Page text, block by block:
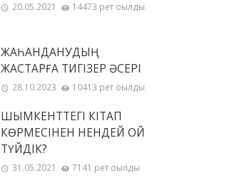
20.05.2021 14473 рет оқылды
ЖАҺАНДАНУДЫҢ
ЖАСТАРҒА ТИГІЗЕР ӘСЕРІ
28.10.2023 10413 рет оқылды
ШЫМКЕНТТЕГІ КІТАП
КӨРМЕСІНЕН НЕНДЕЙ ОЙ
ТҮЙДІК?
31.05.2021 7141 рет оқылды